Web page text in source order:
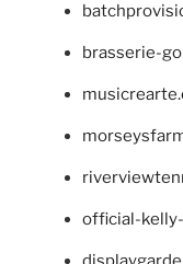
brasserie-
official-